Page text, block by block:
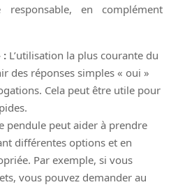
responsable, en complément
: L’utilisation la plus courante du
des réponses simples « oui »
Cela peut être utile pour
pendule peut aider à prendre
différentes options et en
Par exemple, si vous
vous pouvez demander au